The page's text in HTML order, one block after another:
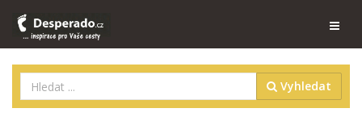
Vyhledat